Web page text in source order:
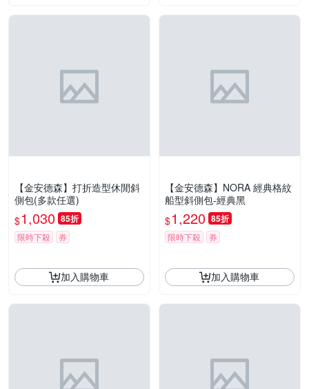
【金安德森】打折造型休閒斜
側包(多款任選)
$1,030 85折
限時下殺 券
加入購物車
【金安德森】NORA 經典格紋
船型斜側包-經典黑
$1,220 85折
限時下殺 券
加入購物車